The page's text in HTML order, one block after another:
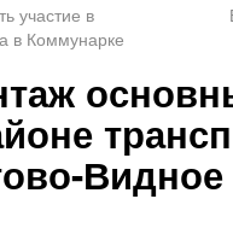
участие в
в Коммунарке
Видное